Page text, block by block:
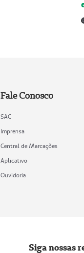
Fale Conosco
SAC
Imprensa
Central de Marcações
Aplicativo
Ouvidoria
Siga nossas